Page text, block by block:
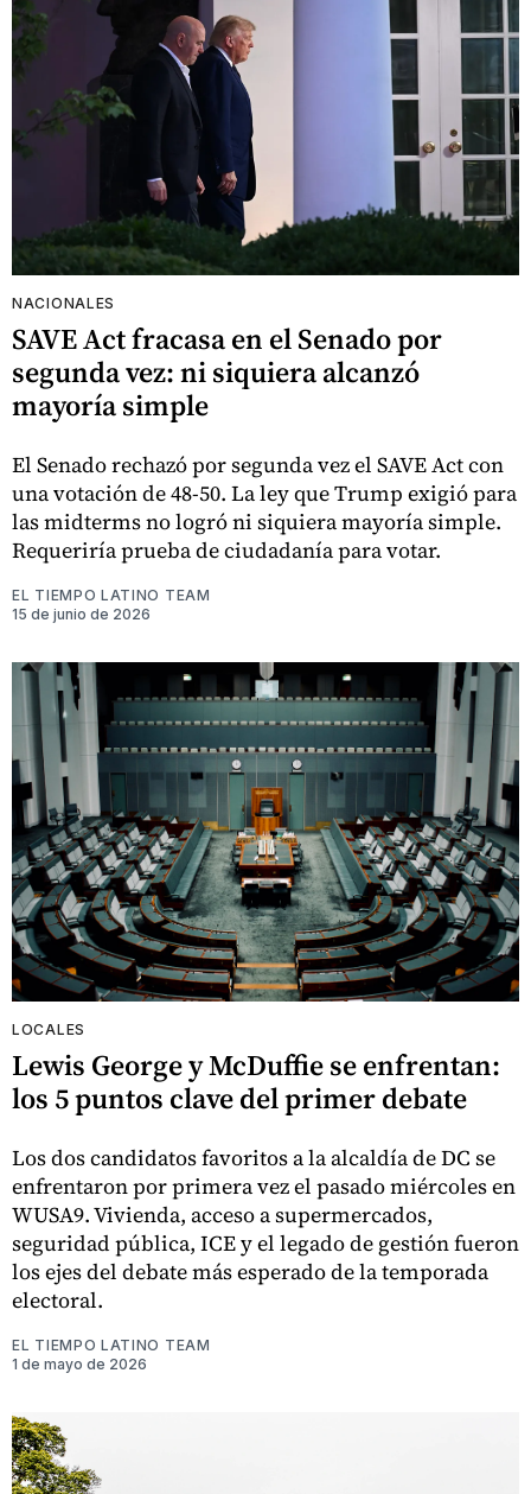
NACIONALES
SAVE Act fracasa en el Senado por
segunda vez: ni siquiera alcanzó
mayoría simple
El Senado rechazó por segunda vez el SAVE Act con
una votación de 48-50. La ley que Trump exigió para
las midterms no logró ni siquiera mayoría simple.
Requeriría prueba de ciudadanía para votar.
EL TIEMPO LATINO TEAM
15 de junio de 2026
LOCALES
Lewis George y McDuffie se enfrentan:
los 5 puntos clave del primer debate
Los dos candidatos favoritos a la alcaldía de DC se
enfrentaron por primera vez el pasado miércoles en
WUSA9. Vivienda, acceso a supermercados,
seguridad pública, ICE y el legado de gestión fueron
los ejes del debate más esperado de la temporada
electoral.
EL TIEMPO LATINO TEAM
1 de mayo de 2026